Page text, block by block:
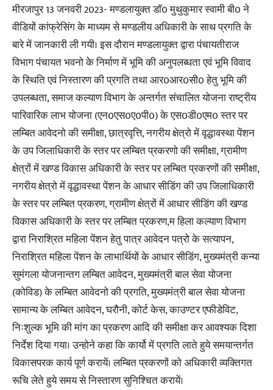
मीरजापुर 13 जनवरी 2023- मण्डलायुक्त डाॅ0 मुथुकुमार स्वामी बी0 ने
वीडियों कांफ्रेसिंग के माध्यम से मण्डलीय अधिकारी के साथ प्रगति के
बारे में जानकारी ली गयी। इस दौरान मण्डलायुक्त द्वारा पंचायतीराज
विभाग पंचायत भवनो के निर्माण में भूमि की अनुपलब्धता एवं भूमि विवाद
के स्थिति एवं निस्तारण की प्रगति तथा आर0आर0सी0 हेतु भूमि की
उपलब्धता, समाज कल्याण विभाग के अन्तर्गत संचालित योजना राष्ट्रीय
पारिवारिक लाभ योजना (एन0एस0ए0पी0) के एस0डी0एम0 स्तर पर
लम्बित आवेदनो की समीक्षा, छात्रवृत्ति, नगरीय क्षेत्रो में वृद्धावस्था पेंशन
के उप जिलाधिकारी के स्तर पर लम्बित प्रकरणो की समीक्षा, ग्रामीण
क्षेत्रों में खण्ड विकास अधिकारी के स्तर पर लम्बित प्रकरणों की समीक्षा,
नगरीय क्षेत्रो में वृद्धावस्था पेंशन के आधार सीडिंग की उप जिलाधिकारी
के स्तर पर लम्बित प्रकरण, ग्रामीण क्षेत्रों में आधार सीडिंग की खण्ड
विकास अधिकारी के स्तर पर लम्बित प्रकरण,म हिला कल्याण विभाग
द्वारा निराश्रित महिला पेंशन हेतु पात्र आवेदन पत्रो के सत्यापन,
निराश्रित महिला पेंशन के लाभार्थियों के आधार सीडिंग, मुख्यमंत्री कन्या
सुमंगला योजनान्तग लम्बित आवेदन, मुख्यमंत्री बाल सेवा योजना
(कोविड) के लम्बित आवेदनो की प्रगति, मुख्यमंत्री बाल सेवा योजना
सामान्य के लम्बित आवेदन, घरौनी, कोर्ट केस, काउण्टर एफीडेविट,
निःशुल्क भूमि की मांग का प्रकरण आदि की समीक्षा कर आवश्यक दिशा
निर्देश दिया गया। उन्होने कहा कि कार्यो में प्रगति लाते हुये समयान्तर्गत
विकासपरक कार्य पूर्ण करायें। लम्बित प्रकरणों को अधिकारी व्यक्तिगत
रूचि लेते हुये समय से निस्तारण सुनिश्चित करायें।